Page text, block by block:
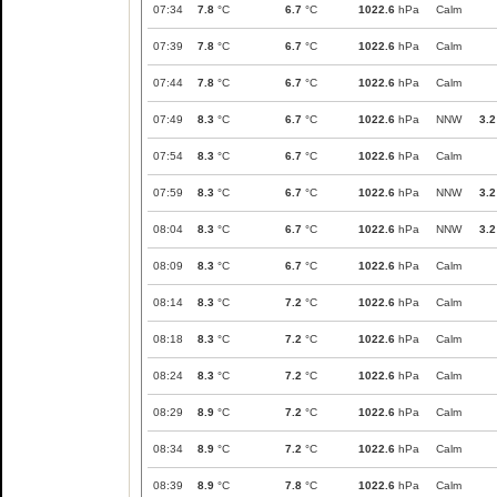
07:34 7.8 °C 6.7 °C 1022.6 hPa Calm
07:39 7.8 °C 6.7 °C 1022.6 hPa Calm
07:44 7.8 °C 6.7 °C 1022.6 hPa Calm
07:49 8.3 °C 6.7 °C 1022.6 hPa NNW 3.2
07:54 8.3 °C 6.7 °C 1022.6 hPa Calm
07:59 8.3 °C 6.7 °C 1022.6 hPa NNW 3.2
08:04 8.3 °C 6.7 °C 1022.6 hPa NNW 3.2
08:09 8.3 °C 6.7 °C 1022.6 hPa Calm
08:14 8.3 °C 7.2 °C 1022.6 hPa Calm
08:18 8.3 °C 7.2 °C 1022.6 hPa Calm
08:24 8.3 °C 7.2 °C 1022.6 hPa Calm
08:29 8.9 °C 7.2 °C 1022.6 hPa Calm
08:34 8.9 °C 7.2 °C 1022.6 hPa Calm
08:39 8.9 °C 7.8 °C 1022.6 hPa Calm